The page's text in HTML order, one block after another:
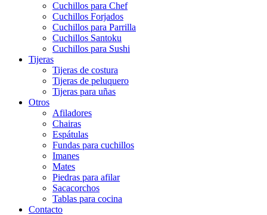
Cuchillos para Chef
Cuchillos Forjados
Cuchillos para Parrilla
Cuchillos Santoku
Cuchillos para Sushi
Tijeras
Tijeras de costura
Tijeras de peluquero
Tijeras para uñas
Otros
Afiladores
Chairas
Espátulas
Fundas para cuchillos
Imanes
Mates
Piedras para afilar
Sacacorchos
Tablas para cocina
Contacto